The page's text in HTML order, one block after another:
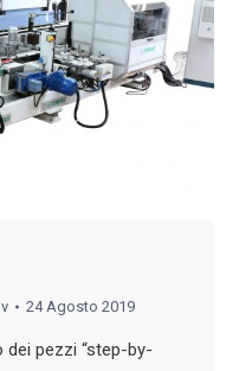
24 Agosto 2019
pezzi “step-by-